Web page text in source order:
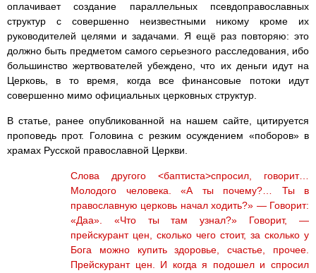
оплачивает создание параллельных псевдоправославных
структур с совершенно неизвестными никому кроме их
руководителей целями и задачами. Я ещё раз повторяю: это
должно быть предметом самого серьезного расследования, ибо
большинство жертвователей убеждено, что их деньги идут на
Церковь, в то время, когда все финансовые потоки идут
совершенно мимо официальных церковных структур.
В статье, ранее опубликованной на нашем сайте, цитируется
проповедь прот. Головина с резким осуждением «поборов» в
храмах Русской православной Церкви.
Слова другого <баптиста>спросил, говорит…
Молодого человека. «А ты почему?… Ты в
православную церковь начал ходить?» — Говорит:
«Даа». «Что ты там узнал?» Говорит, —
прейскурант цен, сколько чего стоит, за сколько у
Бога можно купить здоровье, счастье, прочее.
Прейскурант цен. И когда я подошел и спросил